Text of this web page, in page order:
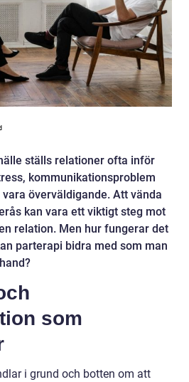
ställs relationer ofta inför
kommunikationsproblem
överväldigande. Att vända
kan vara ett viktigt steg mot
relation. Men hur fungerar det
parterapi bidra med som man
som
i grund och botten om att